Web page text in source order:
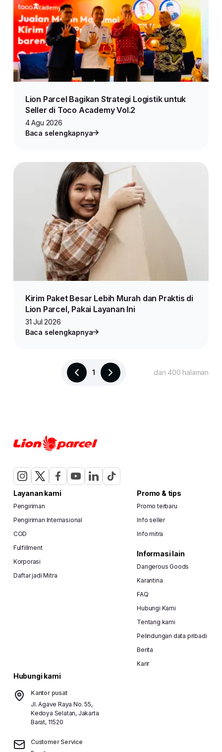
#ekspedisimurah
Lion Parcel Bagikan Strategi Logistik untuk
Seller di Toco Academy Vol.2
4 Agu 2026
Baca selengkapnya
Kirim Paket Besar Lebih Murah dan Praktis di
Lion Parcel, Pakai Layanan Ini
31 Jul 2026
Baca selengkapnya
1 dari 400 halaman
Layanan kami
Pengiriman
Pengiriman Internasional
COD
Fulfillment
Korporasi
Daftar jadi Mitra
Promo & tips
Promo terbaru
Info seller
Info mitra
Informasi lain
Dangerous Goods
Karantina
FAQ
Hubungi Kami
Tentang kami
Pelindungan data pribadi
Berita
Karir
Hubungi kami
Kantor pusat
Jl. Agave Raya No. 55,
Kedoya Selatan, Jakarta
Barat, 11520
Customer Service